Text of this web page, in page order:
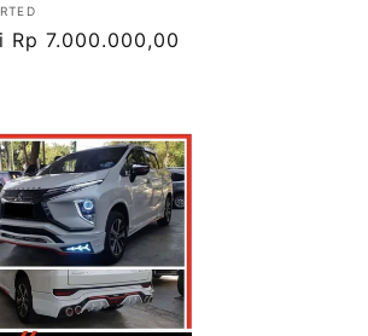
Rp 7.000.000,00